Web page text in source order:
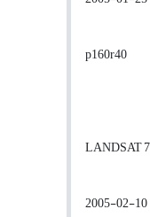
p160r40
LANDSAT
2005-02-10